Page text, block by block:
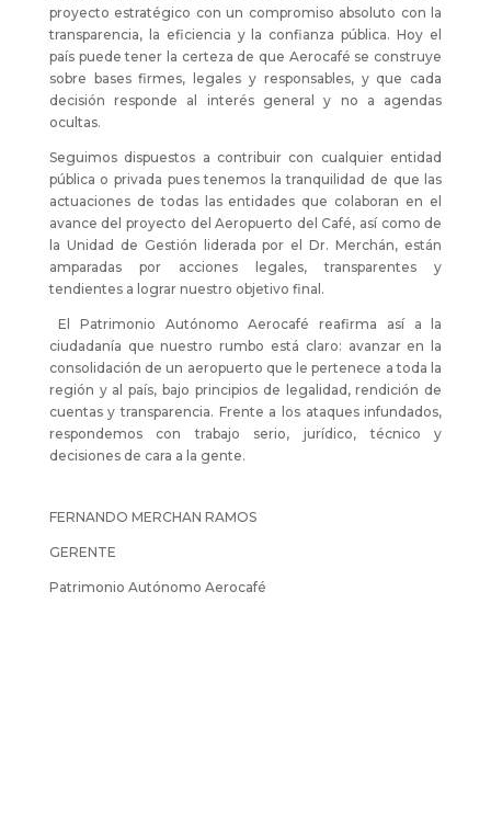
proyecto estratégico con un compromiso absoluto con la
transparencia, la eficiencia y la confianza pública. Hoy el
país puede tener la certeza de que Aerocafé se construye
sobre bases firmes, legales y responsables, y que cada
decisión responde al interés general y no a agendas
ocultas.
Seguimos dispuestos a contribuir con cualquier entidad
pública o privada pues tenemos la tranquilidad de que las
actuaciones de todas las entidades que colaboran en el
avance del proyecto del Aeropuerto del Café, así como de
la Unidad de Gestión liderada por el Dr. Merchán, están
amparadas por acciones legales, transparentes y
tendientes a lograr nuestro objetivo final.
El Patrimonio Autónomo Aerocafé reafirma así a la
ciudadanía que nuestro rumbo está claro: avanzar en la
consolidación de un aeropuerto que le pertenece a toda la
región y al país, bajo principios de legalidad, rendición de
cuentas y transparencia. Frente a los ataques infundados,
respondemos con trabajo serio, jurídico, técnico y
decisiones de cara a la gente.
FERNANDO MERCHAN RAMOS
GERENTE
Patrimonio Autónomo Aerocafé